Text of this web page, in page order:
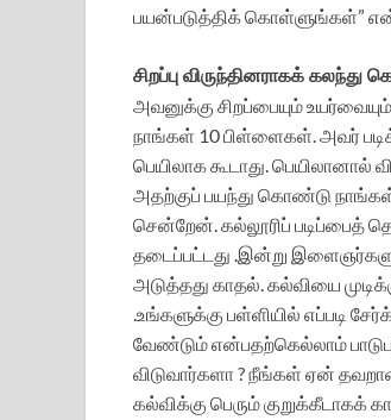
பயன்படுத்திக் கொள்ளுங்கள்”
சிறப்பு விருந்தினராகக் கலந்து
அவனுக்கு சிறப்பையும்
நாங்கள் 10 பிள்ளைகள். அவர்
பெயிலாக கூடாது.
அதற்குப் பயந்து கொண்டு நாங்கள்
சென்றேன். கல்லூரிப் படிப்பைத்
தடைப்பட்டது .இன்று
அடுத்தது காதல். கல்வியை
.உங்களுக்கு பள்ளியில் எப்படி
வேண்டும் என்பதற்கெல்லாம்
விடுவார்களா ? நீங்கள் ஏன்
கல்விக்கு பெரும் குறுக்கீடாகக்